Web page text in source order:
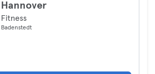
Hannover
Fitness
Badenstedt